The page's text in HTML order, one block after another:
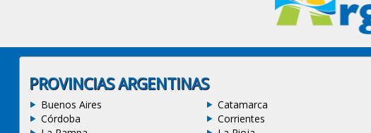
PROVINCIAS ARGENTINAS
Buenos Aires Catamarca
Córdoba
Corrientes